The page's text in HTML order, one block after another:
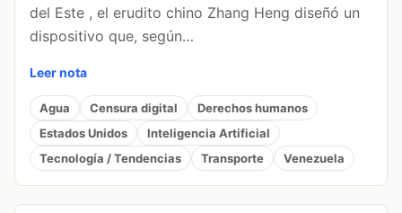
del Este , el erudito chino Zhang Heng diseñó un
dispositivo que, según…
Leer nota
Agua Censura digital
Derechos humanos
Estados Unidos
Inteligencia Artificial
Tecnología / Tendencias
Transporte Venezuela